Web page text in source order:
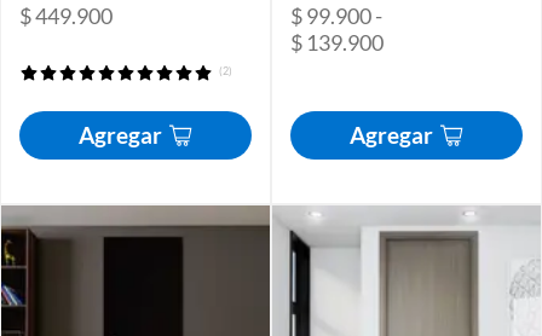
$ 449.900
(2)
Agregar
$ 99.900 -
$ 139.900
Agregar